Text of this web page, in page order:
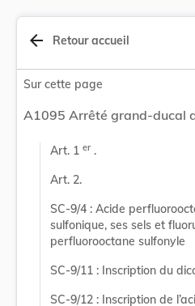
arrow_back Retour accueil
Sur cette page
Art. 1 er .
Art. 2.
SC-9/4 : Acide
sulfonique, ses sels et
perfluorooctane sulfonyle
SC-9/11 : Inscription du
SC-9/12 : Inscription de